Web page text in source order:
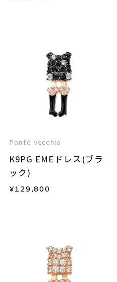
Ponte Vecchio
K9PG EMEドレス(ブラ
ック)
¥129,800